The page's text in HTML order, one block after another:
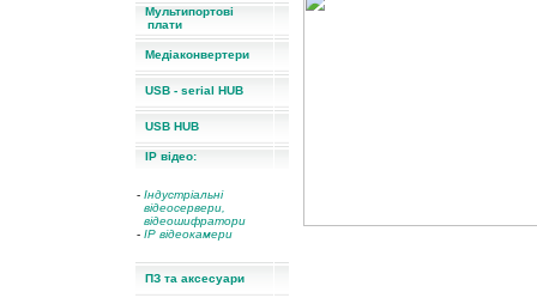
Мультипортові
плати
Медіаконвертери
USB - serial HUB
USB HUB
IP відео:
- Індустріальні
відеосервери,
відеошифратори
- IP відеокамери
ПЗ та аксесуари